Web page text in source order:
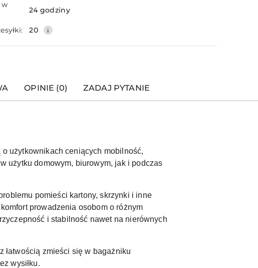
w
24 godziny
20
OPINIE (0) ZADAJ PYTANIE
użytkownikach ceniących mobilność,
użytku domowym, biurowym, jak i podczas
pomieści kartony, skrzynki i inne
prowadzenia osobom o różnym
i stabilność nawet na nierównych
łatwością zmieści się w bagażniku
wysiłku.